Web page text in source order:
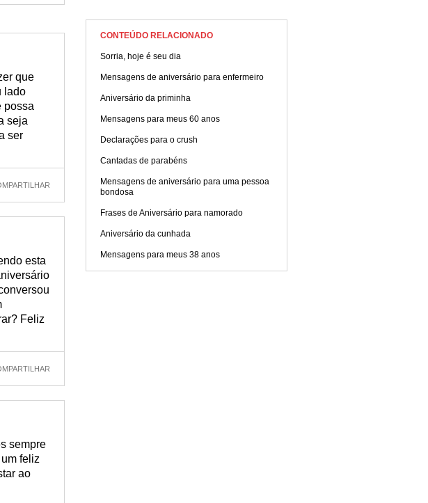
que
lado
possa
seja
ser
esta
Feliz
sempre
feliz
ao
CONTEÚDO RELACIONADO
Sorria, hoje é seu dia
Mensagens de aniversário para enfermeiro
Aniversário da priminha
Mensagens para meus 60 anos
Declarações para o crush
Cantadas de parabéns
Mensagens de aniversário para uma pessoa
bondosa
Frases de Aniversário para namorado
Aniversário da cunhada
Mensagens para meus 38 anos